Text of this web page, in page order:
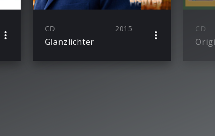
CD 2015
Glanzlichter
CD